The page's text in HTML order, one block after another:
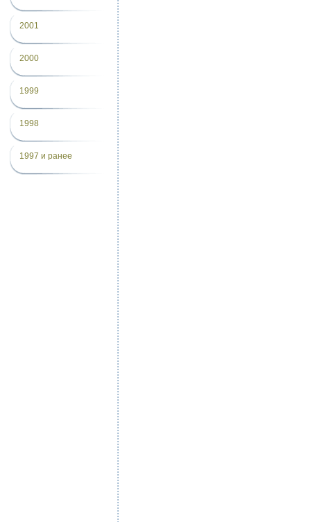
2001
2000
1999
1998
1997 и ранее